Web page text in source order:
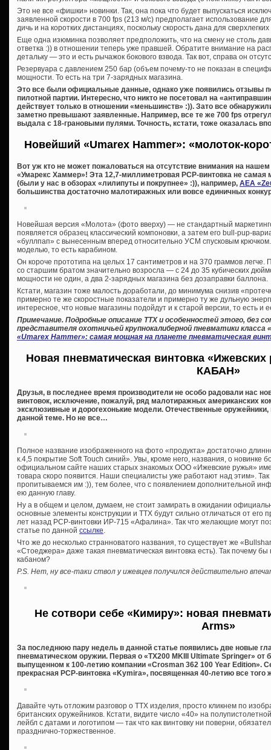
Это не все «фишки» новинки. Так, она пока что будет выпускаться
заявленной скорости в 700 fps (213 м/с) предполагает использование
дичь и на коротких дистанциях, поскольку скорость дана для
Еще одна изюминка позволяет предположить, что на смену не столь
ответка :)) в отношении теперь уже правшей. Обратите внимание на
детальку — это и есть рычажок бокового взвода. Так вот, справа он
Резервуара с давлением 250 бар (объем почему-то не показан в
мощности. То есть на три 7-зарядных магазина.
Это все были официальные данные, однако уже появились отзывы
пилотной партии. Интересно, что никто не посетовал на
действует только в отношении «меньшинств» :)). Зато все
заметно превышают заявленные. Например, все те же 700 fps
выдала с 18-грановыми пулями. Точность, кстати, тоже оказалась
Новейший «Umarex Hammer»: «молоток-
Вот уж кто не может пожаловаться на отсутствие внимания на
«Умарекс Хаммер»! Эта 12,7-миллиметровая PCP-винтовка не самая
(были у нас в обзорах «лилипуты и покрупнее» :)), например, AEA
большинства достаточно малотиражных или вовсе единичных
Новейшая версия «Молота» (фото вверху) — не стандартный
появляется образец классический компоновки, а затем его bull-pup-
«буллпап» с вынесенным вперед относительно УСМ спусковым
моделью, то есть карабином.
Он короче прототипа на целых 17 сантиметров и на 370 граммов легче.
со старшим братом значительно возросла — с 24 до 35 кубических
мощности не один, а два 2-зарядных магазина без дозаправки баллона.
Кстати, магазин тоже малость доработали, до минимума снизив
примерно те же скоростные показатели и примерно ту же дульную
интересное, что новые магазины подойдут и к старой версии, то есть и
Примечание. Подробные описание ТТХ и особенностей этого, без
представителя охотничьей крупнокалиберной пневматики
«Umarex Hammer»: самая мощная на планете пневматическая
Новая пневматическая винтовка
КАБАН»
Друзья, в последнее время производители не особо радовали нас
винтовок, исключение, пожалуй, ряд малотиражных американских
эксклюзивные и дорогехонькие модели. Отечественные оружейники,
данной теме. Но не все…
Полное название изображенного на фото «продукта» достаточно
к.4,5 покрытие Soft Touch синий». Увы, кроме него, названия, о новинке
официальном сайте наших старых знакомых ООО «Ижевские ружья»
товара скоро появится. Наши специалисты уже работают над этим».
пропитываемся им :)), тем более, что с появлением дополнительной
ею данную главу.
Ну а в общем и целом, думаем, не стоит замирать в ожидании
основные элементы конструкции и ТТХ будут сильно отличаться от
лет назад PCP-винтовки ИР-715 «Афалина». Так что желающие могут
статье по данной ссылке.
Что же до несколько странноватого названия, то существует же
«Стоеджера» даже такая пневматическая винтовка есть). Так почему
кабаном?
P.S. Нет, ну все-таки ствол у ижевцев получился действительно
Не сотвори себе «Кимиру»: новая
Arms»
За последнюю пару недель в данной статье появились две новые
пневматическом оружии. Первая о «TX200 MKIII Ultimate Springer» от
выпущенном к 100-летию компании «Crosman 362 100 Year Edition».
прекрасная PCP-винтовка «Kymira», посвященная 40-летию все того
Давайте чуть отложим разговор о ТТХ изделия, просто кликнем по
британских оружейников. Кстати, видите число «40» на
лейбл с датами и логотипом — так что как винтовку ни поверни,
празднично-торжественное.